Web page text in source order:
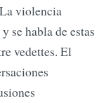
violencia
se habla de estas
vedettes. El